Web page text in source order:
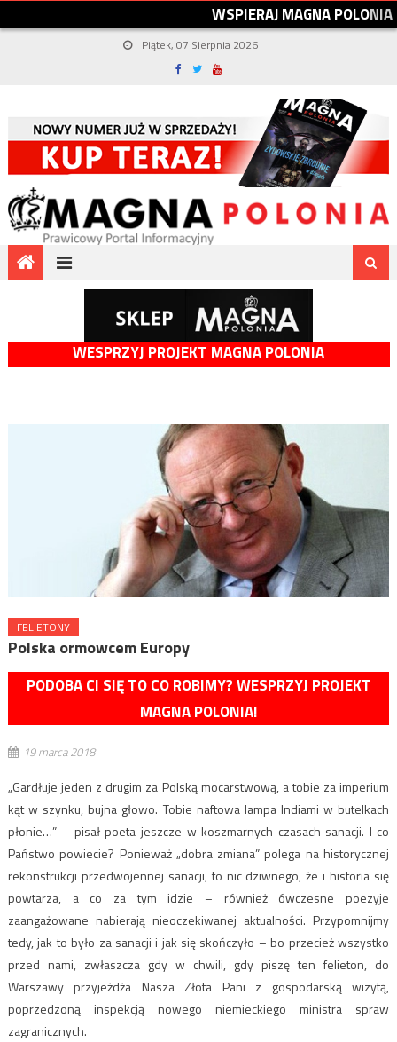
WSPIERAJMAGNAPOLONIA
Piątek, 07 Sierpnia 2026
WESPRZYJ PROJEKT MAGNA POLONIA
FELIETONY
Polska ormowcem Europy
PODOBA CI SIĘ TO CO ROBIMY? WESPRZYJ PROJEKT
MAGNA POLONIA!
19 marca 2018
„Gardłuje jeden z drugim za Polską mocarstwową, a tobie za imperium
kąt w szynku, bujna głowo. Tobie naftowa lampa Indiami w butelkach
płonie…” – pisał poeta jeszcze w koszmarnych czasach sanacji. I co
Państwo powiecie? Ponieważ „dobra zmiana” polega na historycznej
rekonstrukcji przedwojennej sanacji, to nic dziwnego, że i historia się
powtarza, a co za tym idzie – również ówczesne poezyje
zaangażowane nabierają nieoczekiwanej aktualności. Przypomnijmy
tedy, jak to było za sanacji i jak się skończyło – bo przecież wszystko
przed nami, zwłaszcza gdy w chwili, gdy piszę ten felieton, do
Warszawy przyjeżdża Nasza Złota Pani z gospodarską wizytą,
poprzedzoną inspekcją nowego niemieckiego ministra spraw
zagranicznych.